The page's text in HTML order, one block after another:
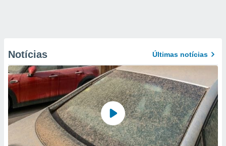
Notícias Últimas notícias